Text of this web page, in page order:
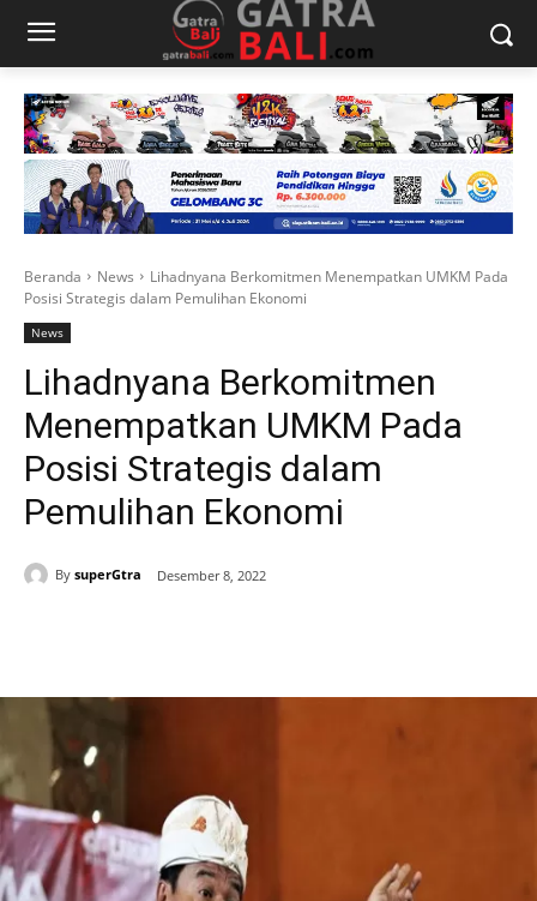
Beranda News
Lihadnyana Berkomitmen Menempatkan UMKM Pada
Posisi Strategis dalam Pemulihan Ekonomi
News
Lihadnyana Berkomitmen
Menempatkan UMKM Pada
Posisi Strategis dalam
Pemulihan Ekonomi
By superGtra Desember 8, 2022